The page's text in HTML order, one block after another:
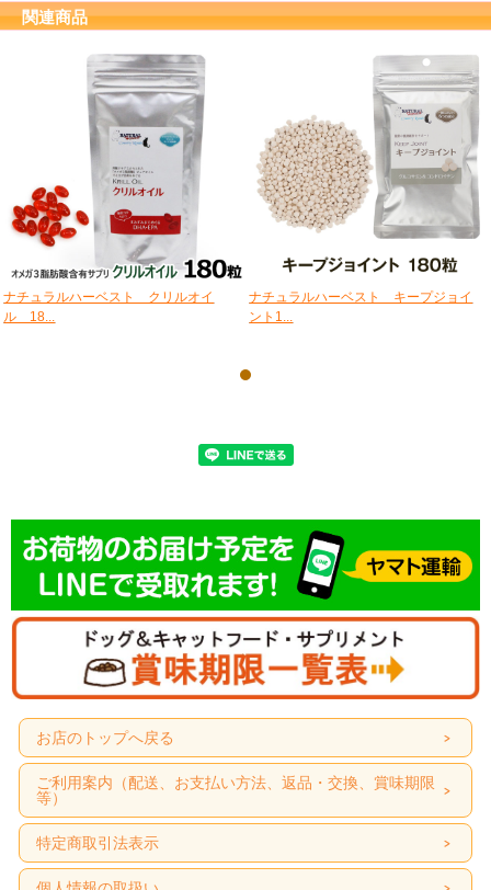
商品名
ナチュラルハーベスト フラックス 結石ケア用
結石のトラブルが心配な愛犬のための食事療法食
商品特長
関連商品
ナチュラルハーベスト クリルオイ
ル 18...
ナチュラルハーベスト キープジョイ
ント1...
お店のトップへ戻る
ご利用案内（配送、お支払い方法、返品・交換、賞味期限
等）
特定商取引法表示